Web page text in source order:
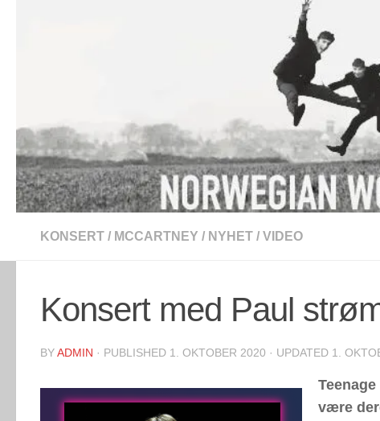
KONSERT / MCCARTNEY / NYHET / VIDEO
Konsert med Paul
BYADMIN · PUBLISHED 1. OKTOBER 2020 · UPDATED 1.
være